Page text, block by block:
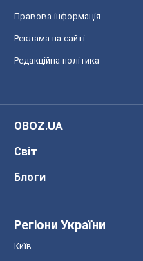
Правова інформація
Реклама на сайті
Редакційна політика
OBOZ.UA
Світ
Блоги
Регіони України
Київ